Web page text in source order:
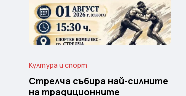
Култура и спорт
Стрелча събира най-силните
на традиционните